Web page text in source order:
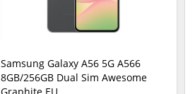
Samsung Galaxy A56 5G A566
8GB/256GB Dual Sim Awesome